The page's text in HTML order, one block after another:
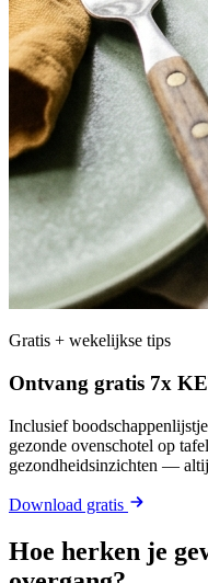
Gratis + wekelijkse tips
Ontvang gratis 7x
Inclusief
gezonde ovenschotel op
gezondheidsinzichten —
Download gratis
Hoe herken je